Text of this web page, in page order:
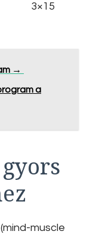
3×15
→
a
muscle